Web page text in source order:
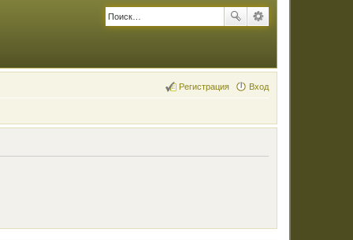
Вход
Регистрация